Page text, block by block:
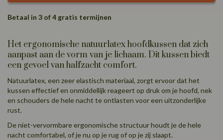
Betaal in 3 of 4 gratis termijnen
Het ergonomische natuurlatex hoofdkussen dat zich
aanpast aan de vorm van je lichaam. Dit kussen biedt
een gevoel van halfzacht comfort.
Natuurlatex, een zeer elastisch materiaal, zorgt ervoor dat het
kussen effectief en onmiddellijk reageert op druk om je hoofd, nek
en schouders de hele nacht te ontlasten voor een uitzonderlijke
rust.
De niet-vervormbare ergonomische structuur houdt je de hele
nacht comfortabel, of je nu op je rug of op je zij slaapt.